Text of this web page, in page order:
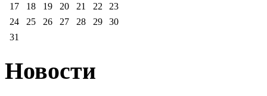
17
18 19 20 21 22
23
24
25 26 27 28 29
30
31
Новости